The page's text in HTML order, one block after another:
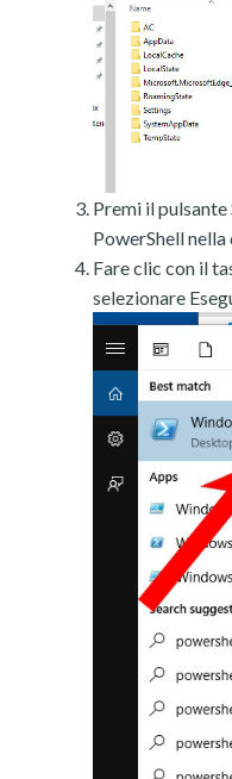
Premi il
PowerShell
Fare clic con il
selezionare